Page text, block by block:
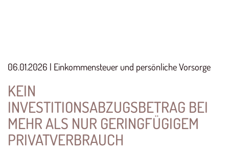
06.01.2026 | Einkommensteuer und persönliche Vorsorge
KEIN
INVESTITIONSABZUGSBETRAG BEI
MEHR ALS NUR GERINGFÜGIGEM
PRIVATVERBRAUCH